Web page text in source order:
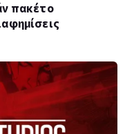
πακέτο